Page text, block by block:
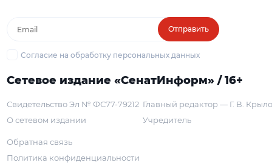
Отправить
Согласие на обработку персональных данных
Сетевое издание «СенатИнформ» / 16+
Свидетельство Эл № ФС77-79212
О сетевом издании
Главный редактор — Г. В.
Учредитель
Обратная связь
Политика конфиденциальности